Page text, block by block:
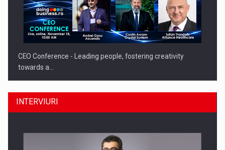
CEO Conference - Leading people, fostering creativity
towards a…
INTERVIURI